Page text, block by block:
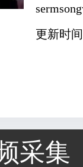
更新时
采集